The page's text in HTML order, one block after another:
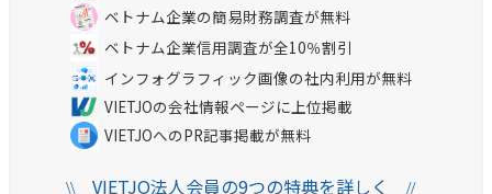
ベトナム企業の簡易財務調査が無料
ベトナム企業信用調査が全10％割引
インフォグラフィック画像の社内利用が無料
VIETJOの会社情報ページに上位掲載
VIETJOへのPR記事掲載が無料
\\VIETJO法人会員の9つの特典を詳しく //